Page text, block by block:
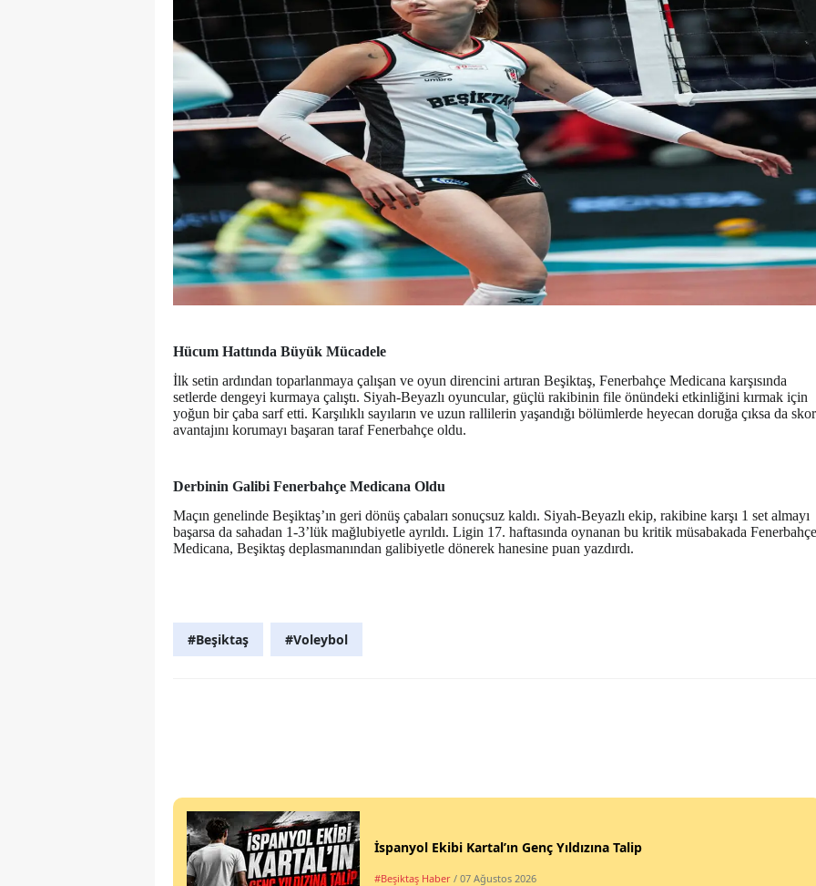
Hücum Hattında Büyük Mücadele
İlk setin ardından toparlanmaya çalışan ve oyun direncini artıran Beşiktaş, Fenerbahçe Medicana karşısında
setlerde dengeyi kurmaya çalıştı. Siyah-Beyazlı oyuncular, güçlü rakibinin file önündeki etkinliğini kırmak için
yoğun bir çaba sarf etti. Karşılıklı sayıların ve uzun rallilerin yaşandığı bölümlerde heyecan doruğa çıksa da skor
avantajını korumayı başaran taraf Fenerbahçe oldu.
Derbinin Galibi Fenerbahçe Medicana Oldu
Maçın genelinde Beşiktaş’ın geri dönüş çabaları sonuçsuz kaldı. Siyah-Beyazlı ekip, rakibine karşı 1 set almayı
başarsa da sahadan 1-3’lük mağlubiyetle ayrıldı. Ligin 17. haftasında oynanan bu kritik müsabakada Fenerbahçe
Medicana, Beşiktaş deplasmanından galibiyetle dönerek hanesine puan yazdırdı.
#Beşiktaş #Voleybol
İspanyol Ekibi Kartal’ın Genç Yıldızına Talip
#Beşiktaş Haber / 07 Ağustos 2026